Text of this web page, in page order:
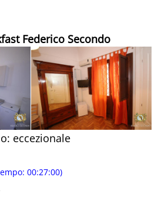
Federico Secondo
eccezionale
00:27:00)